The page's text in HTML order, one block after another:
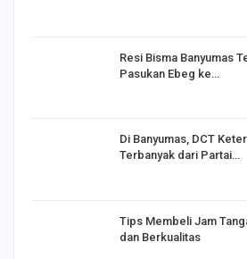
Resi Bisma Banyumas
Pasukan Ebeg ke…
Di Banyumas, DCT
Terbanyak dari Partai…
Tips Membeli Jam
dan Berkualitas